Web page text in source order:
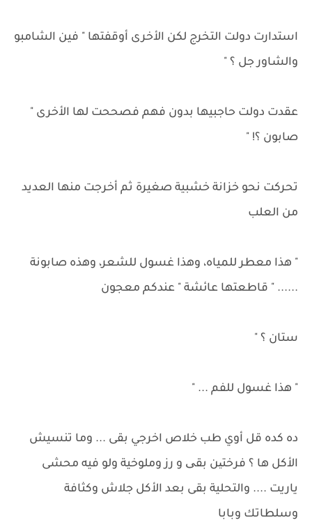
استدارت دولت التخرج لكن الأخرى أوقفتها " فين الشامبو
والشاور جل ؟ "
عقدت دولت حاجبيها بدون فهم فصححت لها الأخرى "
صابون ؟! "
تحركت نحو خزانة خشبية صغيرة ثم أخرجت منها العديد
من العلب
" هذا معطر للمياه، وهذا غسول للشعر، وهذه صابونة
...... " قاطعتها عائشة " عندكم معجون
ستان ؟ "
" هذا غسول للفم ... "
ده كده قل أوي طب خلاص اخرجي بقى ... وما تنسيش
الأكل ها ؟ فرختین بقی و رز وملوخية ولو فيه محشى
ياريت .... والتحلية بقى بعد الأكل جلاش وكثافة
وسلطاتك وبابا